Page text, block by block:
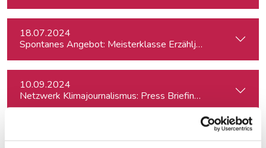
18.07.2024
Spontanes Angebot: Meisterklasse Erzähljournalismus –
10.09.2024
Netzwerk Klimajournalismus: Press Briefing zur